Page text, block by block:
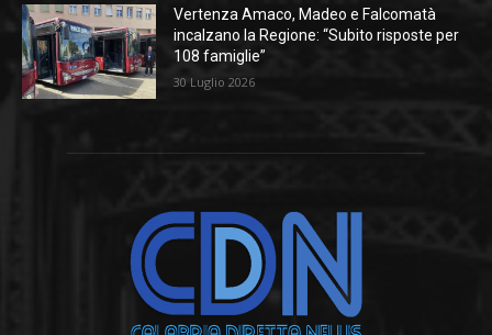
Vertenza Amaco, Madeo e Falcomatà
incalzano la Regione: “Subito risposte per
108 famiglie”
30 Luglio 2026